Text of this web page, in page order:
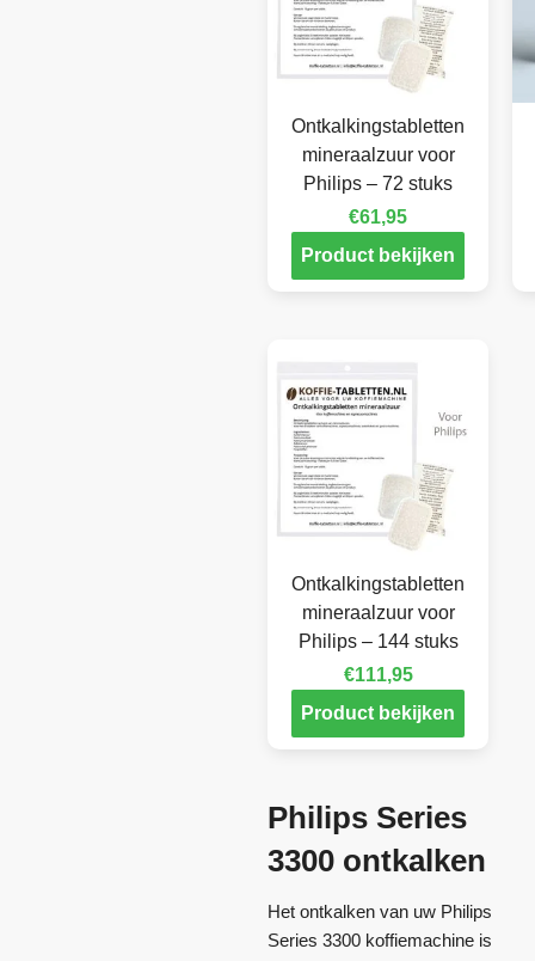
Ontkalkingstabletten
mineraalzuur voor
Philips – 72 stuks
€61,95
Product bekijken
Ontkalkingstabletten
mineraalzuur voor
Philips – 144 stuks
€111,95
Product bekijken
Philips Series
3300 ontkalken
Het ontkalken van uw Philips
Series 3300 koffiemachine is